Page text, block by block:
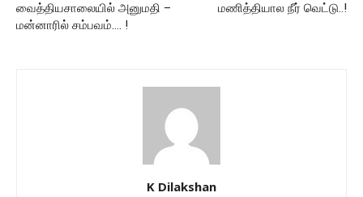
வைத்தியசாலையில் அனுமதி –
மன்னாரில் சம்பவம்…. !
மணித்தியால நீர் வெட்டு..!
K Dilakshan